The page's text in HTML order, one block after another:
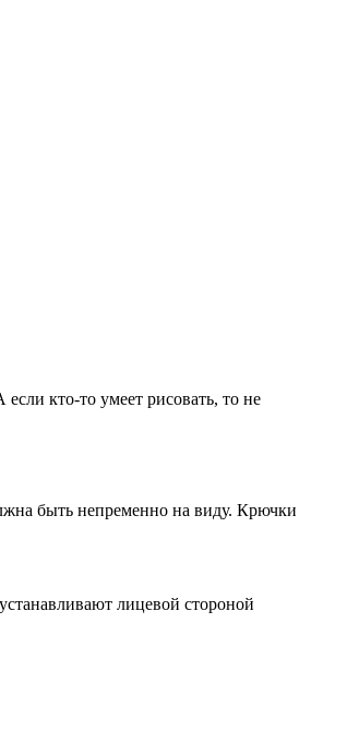
кто-то умеет рисовать, то не
быть непременно на виду. Крючки
лицевой стороной